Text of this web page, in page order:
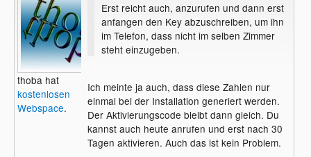
Nicht ganz. Man wird immer mit der
Bandansage verbunden. Eine menschliche
Person gibt es nur bei einer anderen
Telefonnummer. Diese ist soweit ich wei?
Sonst wird man nur mit einer menschlichen
Person verbunden, wenn der Computer
der Ansicht ist, dass man zu bl?d zum
Aktivieren ist. D.h. wenn man 3x was
falsches eingibt, bekommt man einen
thoba hat
kostenlosen
Webspace.
Erst reicht auch, anzurufen und dann erst
anfangen den Key abzuschreiben, um ihn
im Telefon, dass nicht im selben Zimmer
steht einzugeben.
Ich meinte ja auch, dass diese Zahlen nur
einmal bei der Installation generiert werden.
Der Aktivierungscode bleibt dann gleich. Du
kannst auch heute anrufen und erst nach 30
Tagen aktivieren. Auch das ist kein Problem.